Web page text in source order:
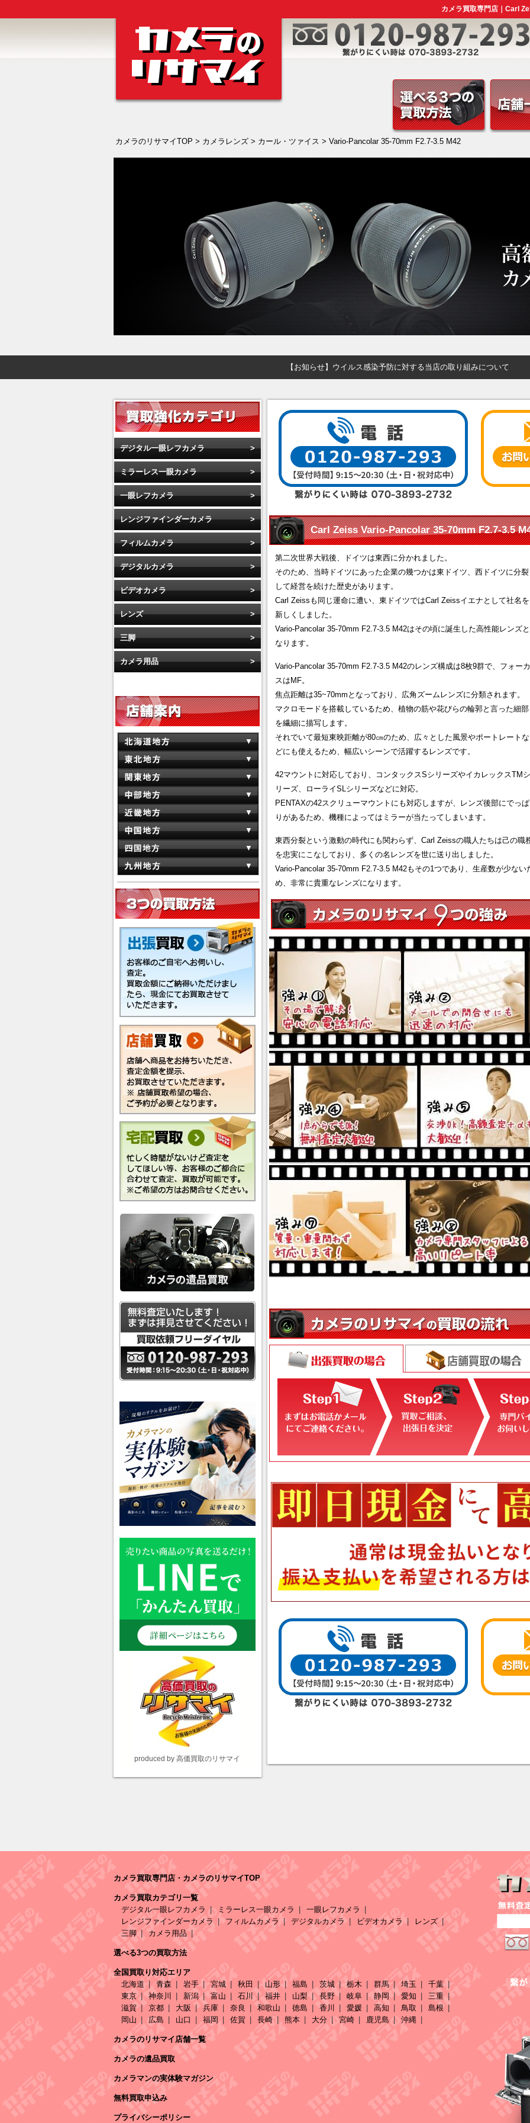
カメラ買取専門店｜Carl
カメラのリサマイTOP > カメラレンズ> カール・ツァイス > Vario-Pancolar 35-70mm F2.7-3.5 M42
【お知らせ】ウイルス感染予防に対する当店の取り組みについて
Carl Zeiss Vario-Pancolar 35-70mm F2.7-3.5
第二次世界大戦後、ドイツは東西に分かれました。
そのため、当時ドイツにあった企業の幾つかは東ドイツ、西ドイツに分裂
して経営を続けた歴史があります。
Carl Zeissも同じ運命に遭い、東ドイツではCarl Zeissイエナとして社名を
新しくしました。
Vario-Pancolar 35-70mm F2.7-3.5 M42はその頃に誕生した高性能レンズと
なります。
Vario-Pancolar 35-70mm F2.7-3.5 M42のレンズ構成は8枚9群で、フォーカ
スはMF。
焦点距離は35~70mmとなっており、広角ズームレンズに分類されます。
マクロモードを搭載しているため、植物の筋や花びらの輪郭と言った細部
を繊細に描写します。
それでいて最短東映距離が80㎝のため、広々とした風景やポートレートな
どにも使えるため、幅広いシーンで活躍するレンズです。
42マウントに対応しており、コンタックスSシリーズやイカレックスTMシ
リーズ、ローライSLシリーズなどに対応。
PENTAXの42スクリューマウントにも対応しますが、レンズ後部にでっぱ
りがあるため、機種によってはミラーが当たってしまいます。
東西分裂という激動の時代にも関わらず、Carl Zeissの職人たちは己の職
を忠実にこなしており、多くの名レンズを世に送り出しました。
Vario-Pancolar 35-70mm F2.7-3.5 M42もその1つであり、生産数が少ない
め、非常に貴重なレンズになります。
デジタル一眼レフカメラ
ミラーレス一眼カメラ
一眼レフカメラ
レンジファインダーカメラ
フィルムカメラ
デジタルカメラ
ビデオカメラ
レンズ
三脚
カメラ用品
produced by 高価買取のリサマイ
カメラ買取専門店・カメラのリサマイTOP
カメラ買取カテゴリ一覧
デジタル一眼レフカメラ
ミラーレス一眼カメラ
一眼レフカメラ
レンジファインダーカメラ
フィルムカメラ デジタルカメラ ビデオカメラ
レンズ
三脚
カメラ用品
選べる3つの買取方法
全国買取り対応エリア
北海道
青森 岩手 宮城 秋田 山形 福島 茨城 栃木 群馬 埼玉
千葉
東京
神奈川 新潟 富山 石川 福井 山梨 長野 岐阜 静岡 愛知
三重
滋賀
京都 大阪 兵庫 奈良 和歌山 徳島 香川 愛媛 高知 鳥取
島根
岡山
広島 山口 福岡 佐賀 長崎 熊本 大分 宮崎 鹿児島 沖縄
カメラのリサマイ店舗一覧
カメラの遺品買取
カメラマンの実体験マガジン
無料買取申込み
プライバシーポリシー